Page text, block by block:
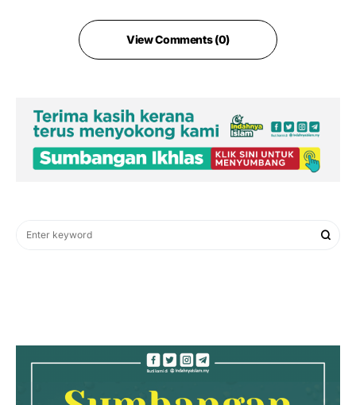
View Comments (0)